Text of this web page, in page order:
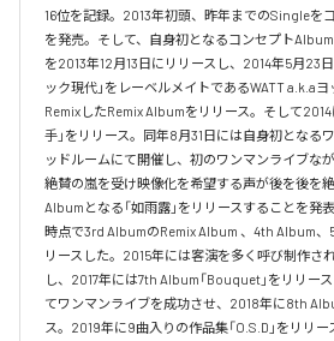
16位を記録。2013年初頭、昨年までのSingleをコ
を発売。そして、自身初となるコンセプトAlbum
を2013年12月13日にリリースし、2014年5月23
ック現代」をレーベルメイトであるWATT a.k.a
RemixしたRemix Albumをリリース。そして
手」をリリース。同年8月31日には自身初となる
ッドルームにて開催し、初のワンマンライブな
絶賛の嵐を受け映像化を希望する声が後を後を
Albumとなる「如雨露」をリリースすることを発
時点で3rd AlbumのRemix Album 、4th Album
リースした。2015年には客演を多く呼び制作さ
し、2017年には7th Album「Bouquet」をリリー
てワンマンライブを成功させ、2018年に8th
ス。2019年に9曲入りの作品集「O.S.D」をリリ